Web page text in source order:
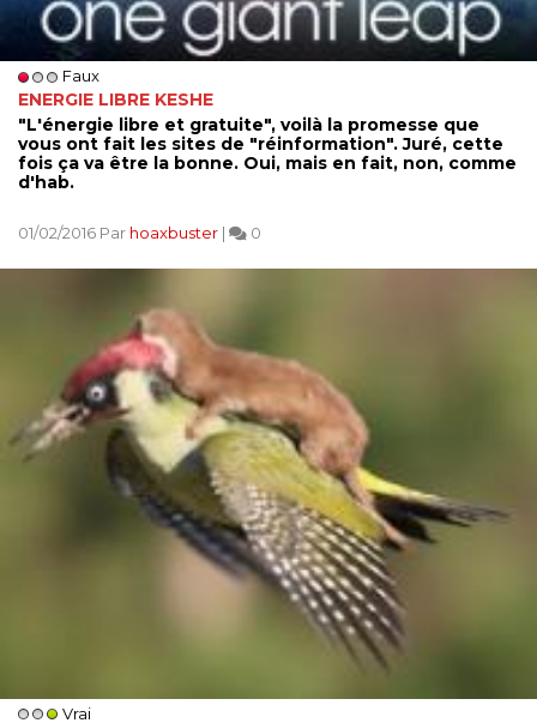
Faux
ENERGIE LIBRE KESHE
"L'énergie libre et gratuite", voilà la promesse que
vous ont fait les sites de "réinformation". Juré, cette
fois ça va être la bonne. Oui, mais en fait, non, comme
d'hab.
01/02/2016 Par hoaxbuster | 0
Vrai